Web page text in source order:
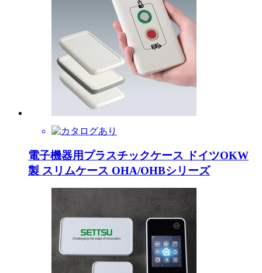
電子機器用プラスチックケース ドイツOKW
製 スリムケース OHA/OHBシリーズ